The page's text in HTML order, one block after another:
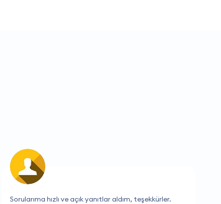
Çok kibar ve anlayışlı bir ekip.